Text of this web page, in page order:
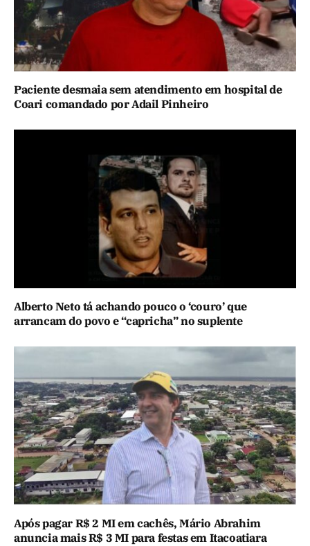
Paciente desmaia sem atendimento em hospital de
Coari comandado por Adail Pinheiro
Alberto Neto tá achando pouco o ‘couro’ que
arrancam do povo e “capricha” no suplente
Após pagar R$ 2 MI em cachês, Mário Abrahim
anuncia mais R$ 3 MI para festas em Itacoatiara